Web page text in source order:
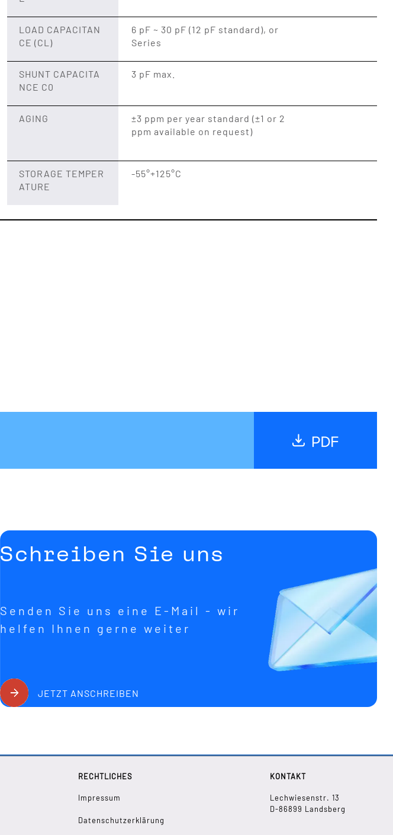
LOAD CAPACITAN
CE (CL)
6 pF ~ 30 pF (12 pF standard), or
Series
SHUNT CAPACITA
NCE C0
3 pF max.
AGING
±3 ppm per year standard (±1 or 2
ppm available on request)
STORAGE TEMPER
ATURE
-55°+125°C
Schreiben Sie uns
Senden Sie uns eine E-Mail - wir
helfen Ihnen gerne weiter
JETZT ANSCHREIBEN
RECHTLICHES
Impressum
Datenschutzerklärung
KONTAKT
Lechwiesenstr. 13
D-86899 Landsberg